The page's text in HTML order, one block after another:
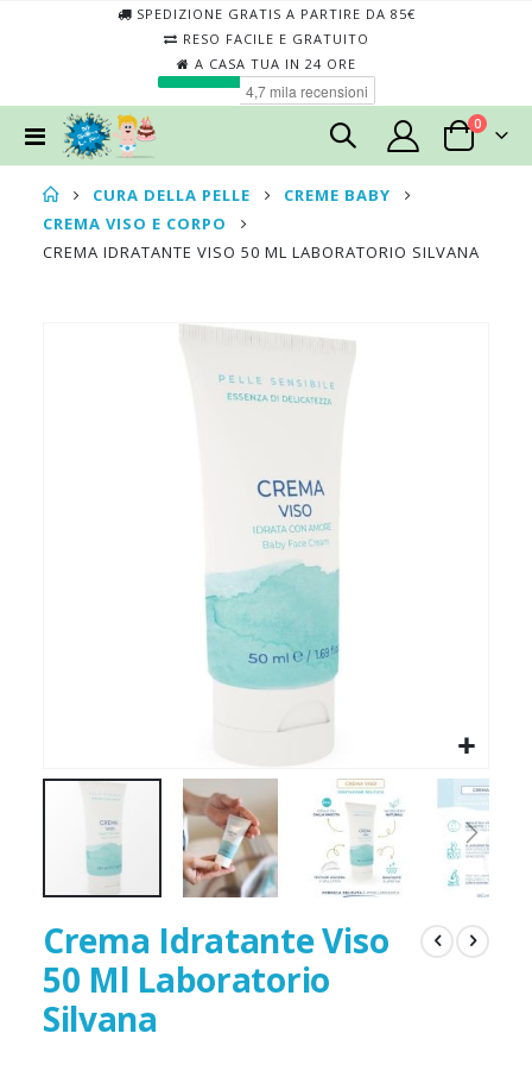
SPEDIZIONE GRATIS A PARTIRE DA 85€
RESO FACILE E GRATUITO
A CASA TUA IN 24 ORE
Toggle
Nav
Cart
0elementi
CURA DELLA PELLE
CREME BABY
CREMA VISO E CORPO
CREMA IDRATANTE VISO 50 ML LABORATORIO SILVANA
Crema Idratante Viso
50 Ml Laboratorio
Silvana